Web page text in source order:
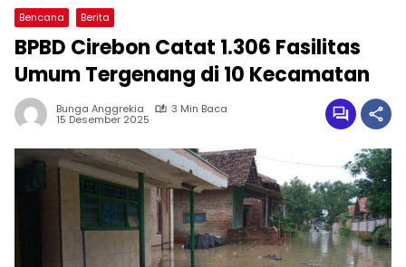
Bencana Berita
BPBD Cirebon Catat 1.306 Fasilitas
Umum Tergenang di 10 Kecamatan
Bunga Anggrekia 3 Min Baca
15 Desember 2025